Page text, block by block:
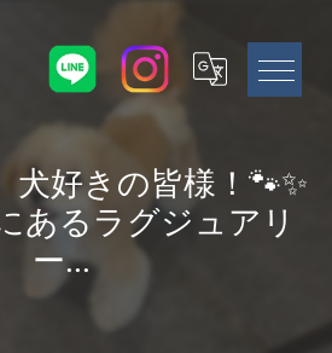
犬好きの皆様！🐾✨
あるラグジュアリ
ー...